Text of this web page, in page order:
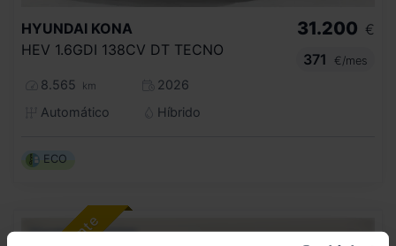
HYUNDAI KONA
HEV 1.6GDI 138CV DT TECNO
8.565 km
2026
Automático
Híbrido
31.200 €
371
€/mes
ECO